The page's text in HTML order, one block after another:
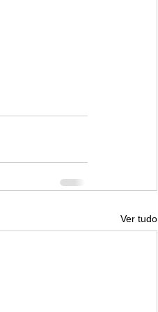
Ver tudo